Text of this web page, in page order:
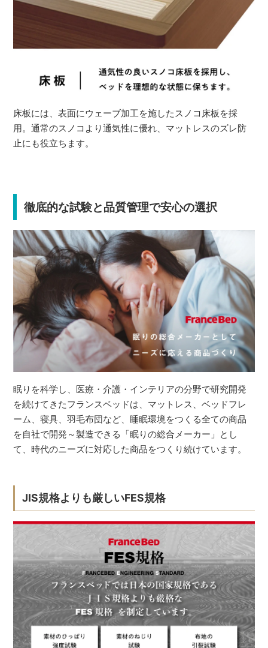
床板には、表面にウェーブ加工を施したスノコ床板を採
用。通常のスノコより通気性に優れ、マットレスのズレ防
止にも役立ちます。
徹底的な試験と品質管理で安心の選択
眠りを科学し、医療・介護・インテリアの分野で研究開発
を続けてきたフランスベッドは、マットレス、ベッドフレ
ーム、寝具、羽毛布団など、睡眠環境をつくる全ての商品
を自社で開発～製造できる「眠りの総合メーカー」とし
て、時代のニーズに対応した商品をつくり続けています。
JIS規格よりも厳しいFES規格